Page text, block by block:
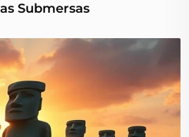
Submersas